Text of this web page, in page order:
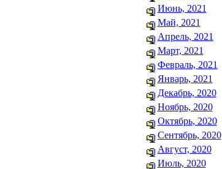
Июнь, 2021
Май, 2021
Апрель, 2021
Март, 2021
Февраль, 2021
Январь, 2021
Декабрь, 2020
Ноябрь, 2020
Октябрь, 2020
Сентябрь, 2020
Август, 2020
Июль, 2020